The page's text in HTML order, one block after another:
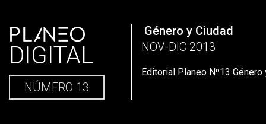
Portada» Planeo Hoy Editorial Planeo Nº13 Género y
PLANEO
DIGITAL
NÚMERO 13
Género y Ciudad
NOV-DIC 2013
Editorial Planeo Nº13 Género